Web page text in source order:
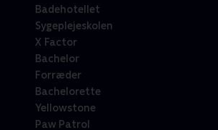
Badehotellet
Sygeplejeskolen
X Factor
Bachelor
Forræder
Bachelorette
Yellowstone
Paw Patrol